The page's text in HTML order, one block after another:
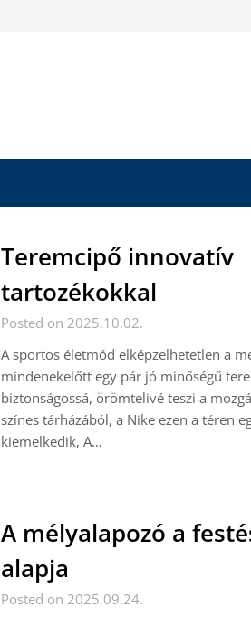
Teremcipő innovatív
tartozékokkal
Posted on 2025.10.02.
A sportos életmód elképzelhetetlen a
mindenekelőtt egy pár jó minőségű
biztonságossá, örömtelivé teszi a
színes tárházából, a Nike ezen a téren
kiemelkedik, A…
A mélyalapozó a
alapja
Posted on 2025.09.24.